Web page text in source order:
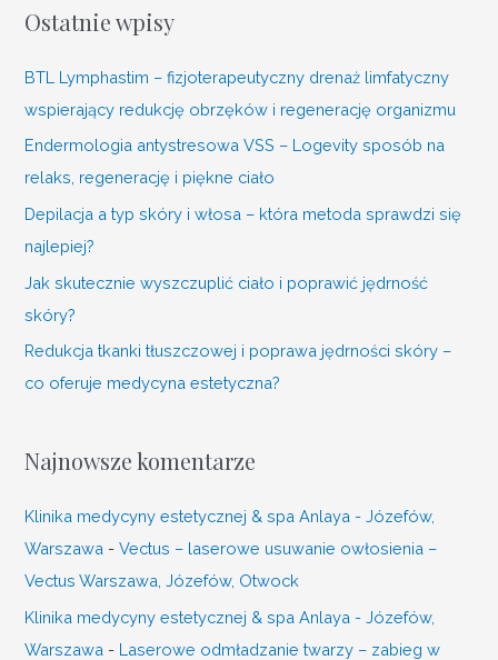
Ostatnie wpisy
BTL Lymphastim – fizjoterapeutyczny drenaż limfatyczny
wspierający redukcję obrzęków i regenerację organizmu
Endermologia antystresowa VSS – Logevity sposób na
relaks, regenerację i piękne ciało
Depilacja a typ skóry i włosa – która metoda sprawdzi się
najlepiej?
Jak skutecznie wyszczuplić ciało i poprawić jędrność
skóry?
Redukcja tkanki tłuszczowej i poprawa jędrności skóry –
co oferuje medycyna estetyczna?
Najnowsze komentarze
Klinika medycyny estetycznej & spa Anlaya - Józefów,
Warszawa -Vectus – laserowe usuwanie owłosienia –
Vectus Warszawa, Józefów, Otwock
Klinika medycyny estetycznej & spa Anlaya - Józefów,
Warszawa - Laserowe odmładzanie twarzy – zabieg w